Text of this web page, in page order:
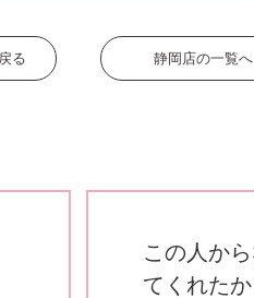
る 静岡店の一覧へ
この人か
てくれたか